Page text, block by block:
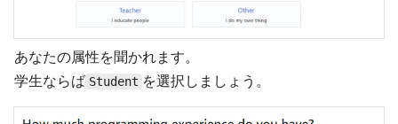
あなたの属性を聞かれます。
学生ならば Student を選択しましょう。